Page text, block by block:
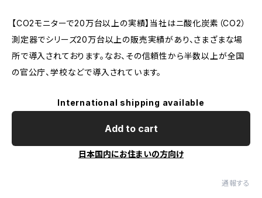
【CO2モニターで20万台以上の実績】当社はニ酸化炭素（CO2）
測定器でシリーズ20万台以上の販売実績があり、さまざまな場
所で導入されております。なお、その信頼性から半数以上が全国
の官公庁、学校などで導入されています。
International shipping available
Add to cart
日本国内にお住まいの方向け
通報する